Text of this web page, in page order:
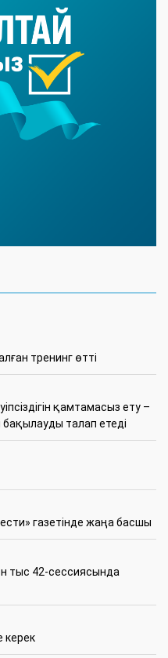
тренинг өтті
қамтамасыз ету –
бақылауды талап етеді
газетінде жаңа басшы
тыс 42-сессиясында
керек